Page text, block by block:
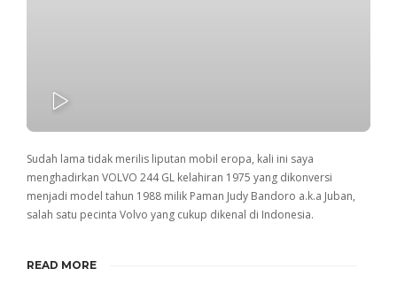
Sudah lama tidak merilis liputan mobil eropa, kali ini saya
menghadirkan VOLVO 244 GL kelahiran 1975 yang dikonversi
menjadi model tahun 1988 milik Paman Judy Bandoro a.k.a Juban,
salah satu pecinta Volvo yang cukup dikenal di Indonesia.
READ MORE